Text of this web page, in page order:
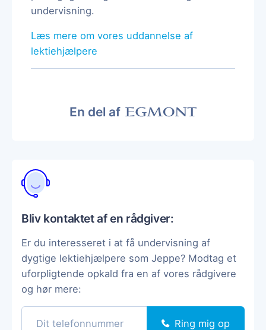
undervisning.
Læs mere om vores uddannelse af
lektiehjælpere
En del af
Bliv kontaktet af en rådgiver:
Er du interesseret i at få undervisning af
dygtige lektiehjælpere som Jeppe? Modtag et
uforpligtende opkald fra en af vores rådgivere
og hør mere:
Ring mig op